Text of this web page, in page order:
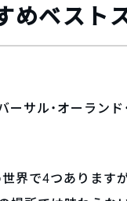
めベスト
ーサル・オーラン
界で4つあります